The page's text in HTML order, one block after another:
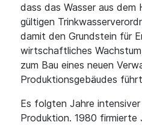
dass das Wasser aus dem
gültigen
damit den Grundstein für
wirtschaftliches
zum Bau eines neuen
Produktionsgebäudes
Es folgten Jahre intensiver
Produktion. 1980 firmierte